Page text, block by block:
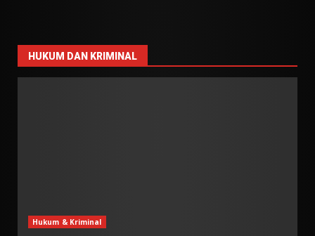
HUKUM DAN KRIMINAL
Hukum & Kriminal